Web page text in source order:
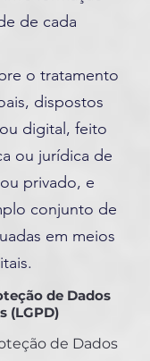
de cada
o tratamento
dispostos
digital, feito
ou jurídica de
privado, e
conjunto de
em meios
de Dados
(LGPD)
de Dados